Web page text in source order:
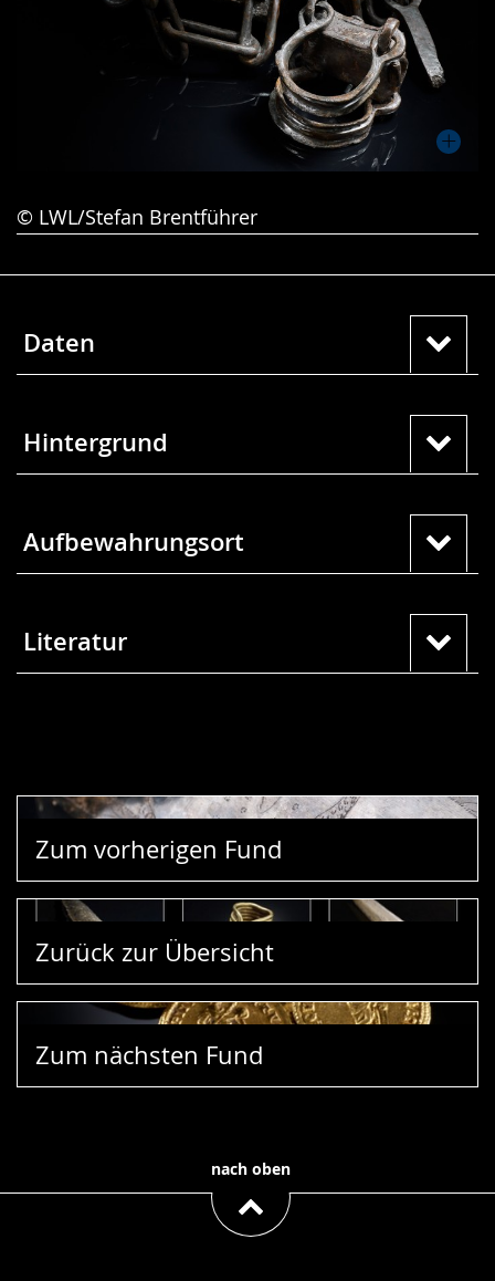
© LWL/Stefan Brentführer
Daten
Hintergrund
Aufbewahrungsort
Literatur
Zum vorherigen Fund
Zurück zur Übersicht
Zum nächsten Fund
nach oben